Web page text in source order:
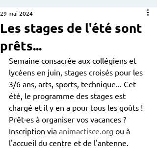
Les stages de l'été sont
prêts...
29 mai 2024
Semaine consacrée aux collégiens et
lycéens en juin, stages croisés pour les
3/6 ans, arts, sports, technique... Cet
été, le programme des stages est
chargé et il y en a pour tous les goûts !
Prêt·es à organiser vos vacances ?
Inscription via animactisce.org ou à
l'accueil du centre et de l'antenne.